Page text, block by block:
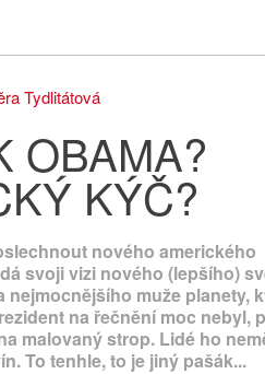
Tydlitátová
OBAMA?
KÝČ?
nového amerického
svoji vizi nového (lepšího)
nejmocnějšího muže planety,
na řečnění moc nebyl,
malovaný strop. Lidé ho
To tenhle, to je jiný pašák...